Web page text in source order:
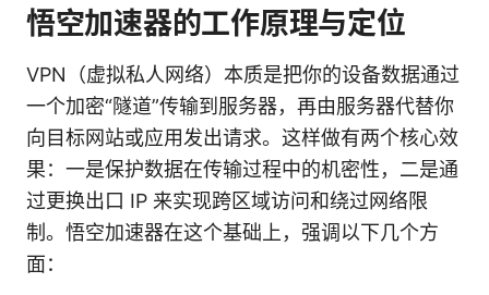
悟空加速器的工作原理与定位
VPN（虚拟私人网络）本质是把你的设备数据通过
一个加密“隧道”传输到服务器，再由服务器代替你
向目标网站或应用发出请求。这样做有两个核心效
果：一是保护数据在传输过程中的机密性，二是通
过更换出口 IP 来实现跨区域访问和绕过网络限
制。悟空加速器在这个基础上，强调以下几个方
面：